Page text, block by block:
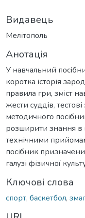
Видавець
Мелітополь
Анотація
У навчальний
коротка історія
правила гри, зміст
жести суддів,
методичного
розширити знання в
технічними
посібник
галузі фізичної
Ключові слова
спорт, баскетбол,